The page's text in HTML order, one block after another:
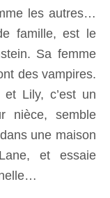
les autres…
famille, est le
Sa femme
des vampires.
Lily, c’est un
nièce, semble
une maison
et essaie